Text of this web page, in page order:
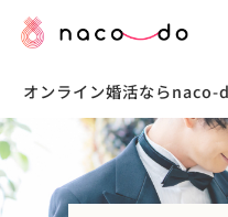
オンライン婚活ならnaco-